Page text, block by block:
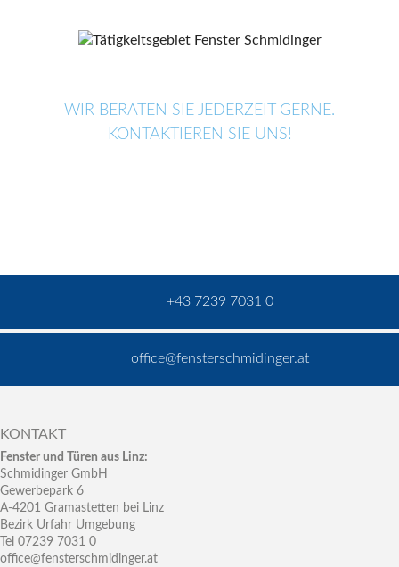
WIR BERATEN SIE JEDERZEIT GERNE.
KONTAKTIEREN SIE UNS!
+43 7239 7031 0
office@fensterschmidinger.at
KONTAKT
Fenster und Türen aus Linz:
Schmidinger GmbH
Gewerbepark 6
A-4201 Gramastetten bei Linz
Bezirk Urfahr Umgebung
Tel 07239 7031 0
office@fensterschmidinger.at